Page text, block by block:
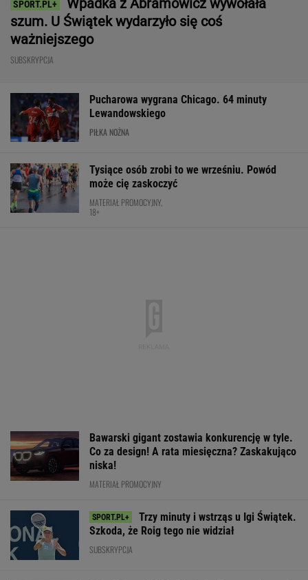
Wpadka z Abramowicz wywołała
szum. U Świątek wydarzyło się coś
ważniejszego
SUBSKRYPCJA
Pucharowa wygrana Chicago. 64 minuty
Lewandowskiego
PIŁKA NOŻNA
Tysiące osób zrobi to we wrześniu. Powód
może cię zaskoczyć
MATERIAŁ PROMOCYJNY,
18+
Bawarski gigant zostawia konkurencję w tyle.
Co za design! A rata miesięczna? Zaskakująco
niska!
MATERIAŁ PROMOCYJNY
Trzy minuty i wstrząs u Igi Świątek.
Szkoda, że Roig tego nie widział
SUBSKRYPCJA